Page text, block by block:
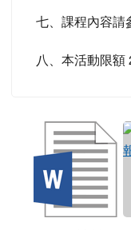
七、課程內容請
八、本活動限